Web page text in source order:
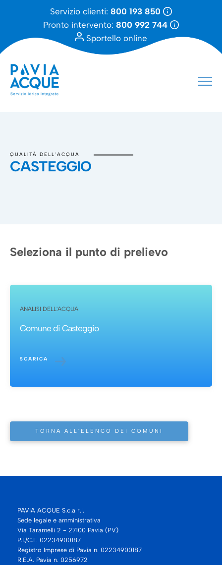
Servizio clienti: 800 193 850
Pronto intervento: 800 992 744
Sportello online
QUALITÀ DELL'ACQUA
CASTEGGIO
Seleziona il punto di prelievo
ANALISI DELL'ACQUA
Comune di Casteggio
SCARICA
TORNA ALL'ELENCO DEI COMUNI
PAVIA ACQUE S.c.a r.l.
Sede legale e amministrativa
Via Taramelli 2 - 27100 Pavia (PV)
P.I./C.F. 02234900187
Registro Imprese di Pavia n. 02234900187
R.E.A. Pavia n. 0256972